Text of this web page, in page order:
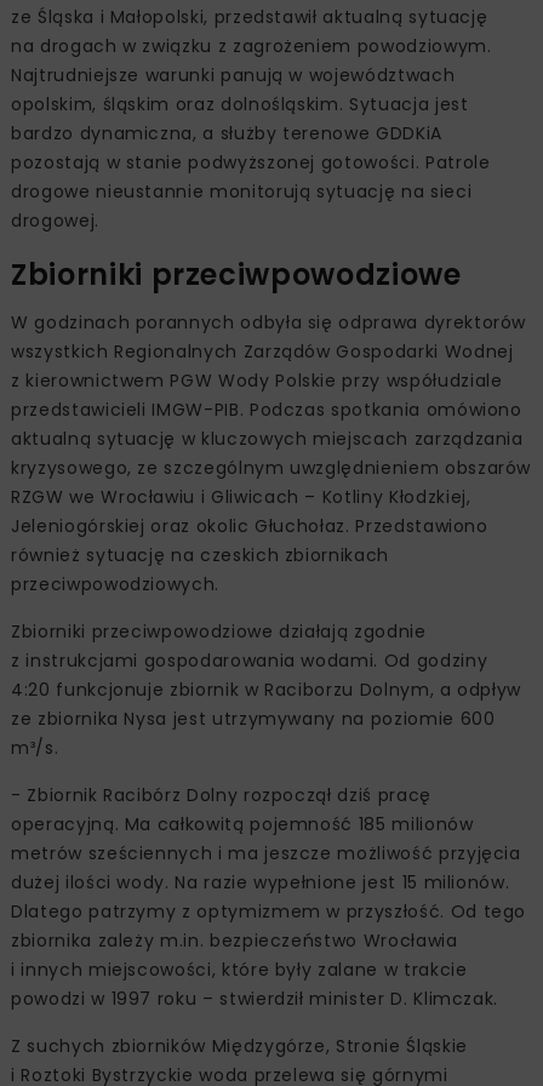
ze Śląska i Małopolski, przedstawił aktualną sytuację
na drogach w związku z zagrożeniem powodziowym.
Najtrudniejsze warunki panują w województwach
opolskim, śląskim oraz dolnośląskim. Sytuacja jest
bardzo dynamiczna, a służby terenowe GDDKiA
pozostają w stanie podwyższonej gotowości. Patrole
drogowe nieustannie monitorują sytuację na sieci
drogowej.
Zbiorniki przeciwpowodziowe
W godzinach porannych odbyła się odprawa dyrektorów
wszystkich Regionalnych Zarządów Gospodarki Wodnej
z kierownictwem PGW Wody Polskie przy współudziale
przedstawicieli IMGW-PIB. Podczas spotkania omówiono
aktualną sytuację w kluczowych miejscach zarządzania
kryzysowego, ze szczególnym uwzględnieniem obszarów
RZGW we Wrocławiu i Gliwicach – Kotliny Kłodzkiej,
Jeleniogórskiej oraz okolic Głuchołaz. Przedstawiono
również sytuację na czeskich zbiornikach
przeciwpowodziowych.
Zbiorniki przeciwpowodziowe działają zgodnie
z instrukcjami gospodarowania wodami. Od godziny
4:20 funkcjonuje zbiornik w Raciborzu Dolnym, a odpływ
ze zbiornika Nysa jest utrzymywany na poziomie 600
m³/s.
- Zbiornik Racibórz Dolny rozpoczął dziś pracę
operacyjną. Ma całkowitą pojemność 185 milionów
metrów sześciennych i ma jeszcze możliwość przyjęcia
dużej ilości wody. Na razie wypełnione jest 15 milionów.
Dlatego patrzymy z optymizmem w przyszłość. Od tego
zbiornika zależy m.in. bezpieczeństwo Wrocławia
i innych miejscowości, które były zalane w trakcie
powodzi w 1997 roku – stwierdził minister D. Klimczak.
Z suchych zbiorników Międzygórze, Stronie Śląskie
i Roztoki Bystrzyckie woda przelewa się górnymi